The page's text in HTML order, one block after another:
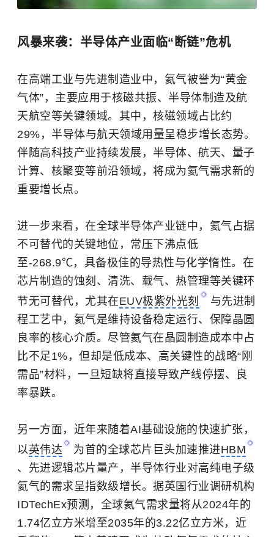
风暴来袭：半导体产业面临“断链”危机
在高端工业与先进制造业中，氦气被誉为“黄金
气体”，主要应用于核磁共振、半导体制造及航
天航空等关键领域。其中，核磁领域占比约
29%，半导体与航天领域用量呈稳步增长态势。
伴随高科技产业持续发展，半导体、航天、量子
计算、核聚变等前沿领域，将成为氦气需求新的
重要增长点。
进一步来看，在全球半导体产业链中，氦气占据
不可替代的关键地位，常压下沸点低
至-268.9℃，具备极佳的导热性与化学惰性。在
芯片制造的蚀刻、清洗、载气、热管理等关键环
节无可替代，尤其在EUV极紫外光刻
与先进制
程工艺中，氦气是维持设备稳定运行、保障晶圆
良率的核心介质。尽管氦气在晶圆制造成本中占
比不足1%，但却是低成本、高关键性的战略“刚
需品”材料，一旦短缺将直接导致产线停摆、良
率暴跌。
另一方面，近年来随着AI基础设施的快速扩张，
以英伟达 为首的全球芯片巨头加速推进HBM
、先进逻辑芯片量产，半导体行业对高纯电子级
氦气的需求呈指数级增长。据英国行业调研机构
IDTechEx预测，全球氦气需求量将从2024年的
1.74亿立方米增至2035年的3.22亿立方米，近